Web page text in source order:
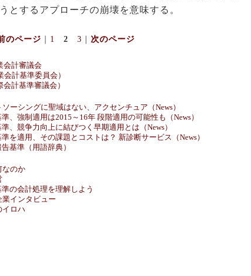
とするアプローチの崩壊を意味する。
のページ ｜ 1 2 3 ｜ 次のページ
会計審議会
会計基準委員会）
会計基準審議会）
ソーシングに聖域はない、アクセンチュア（News）
、強制適用は2015～16年 段階適用の可能性も（News）
、競争力向上に結びつく早期適用とは（News）
を適用、その課題とコストは？ 新診断サービス（News）
基準（用語辞典）
なのか
準の会計処理を理解しよう
業インタビュー
イロハ